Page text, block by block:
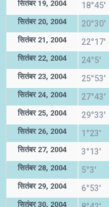
सितंबर 19, 2004 18°45'
सितंबर 20, 2004 20°30'
सितंबर 21, 2004 22°17'
सितंबर 22, 2004 24°5'
सितंबर 23, 2004 25°53'
सितंबर 24, 2004 27°43'
सितंबर 25, 2004 29°33'
सितंबर 26, 2004 1°23'
सितंबर 27, 2004 3°13'
सितंबर 28, 2004 5°3'
सितंबर 29, 2004 6°53'
सितंबर 30, 2004